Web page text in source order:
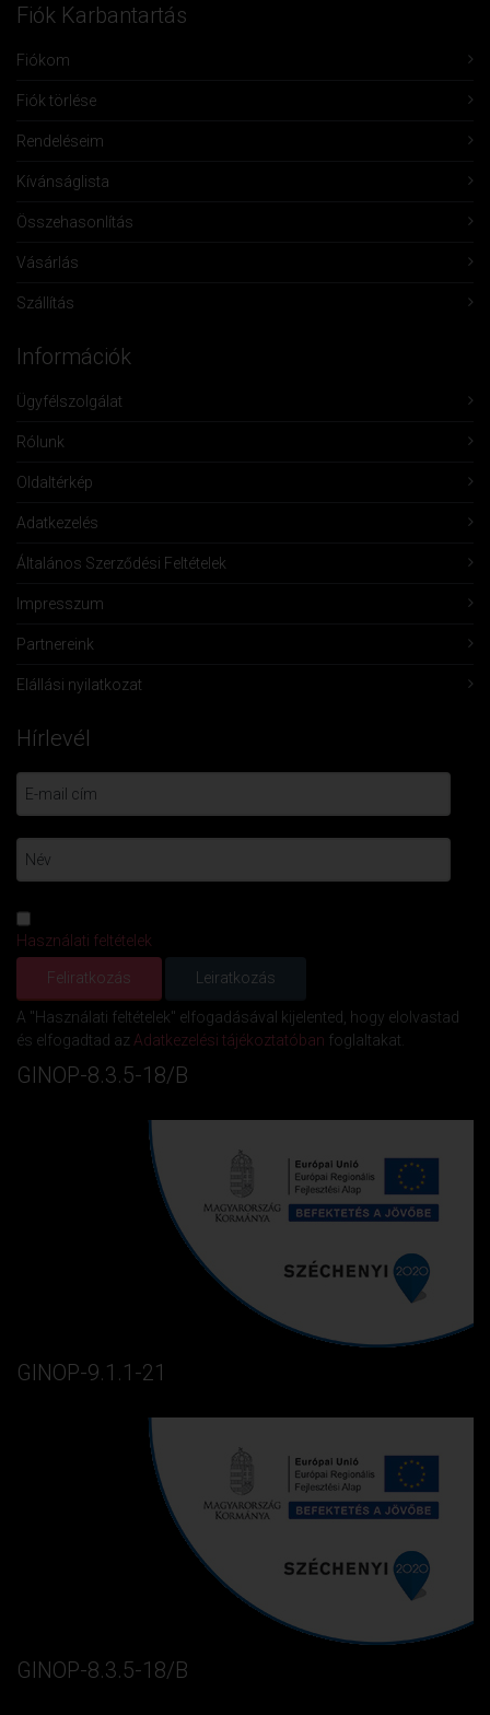
Fiók Karbantartás
Fiókom
Fiók törlése
Rendeléseim
Kívánságlista
Összehasonlítás
Vásárlás
Szállítás
Információk
Ügyfélszolgálat
Rólunk
Oldaltérkép
Adatkezelés
Általános Szerződési Feltételek
Impresszum
Partnereink
Elállási nyilatkozat
Hírlevél
Használati feltételek
A "Használati feltételek" elfogadásával kijelented, hogy elolvastad
és elfogadtad az Adatkezelési tájékoztatóban foglaltakat.
GINOP-8.3.5-18/B
GINOP-9.1.1-21
GINOP-8.3.5-18/B